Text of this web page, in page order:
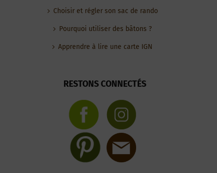
Choisir et régler son sac de rando
Pourquoi utiliser des bâtons ?
Apprendre à lire une carte IGN
RESTONS CONNECTÉS